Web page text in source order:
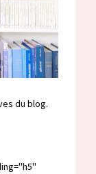
du blog.